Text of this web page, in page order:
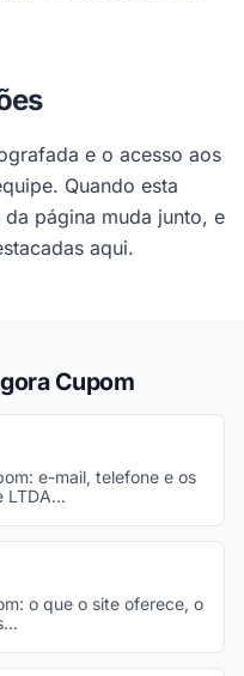
e o acesso aos
Quando esta
página muda junto, e
aqui.
Cupom
e-mail, telefone e os
LTDA...
o que o site oferece, o